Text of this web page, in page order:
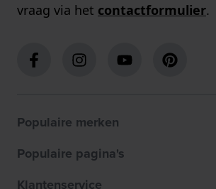
vraag via het contactformulier.
Populaire merken
Populaire pagina's
Klantenservice